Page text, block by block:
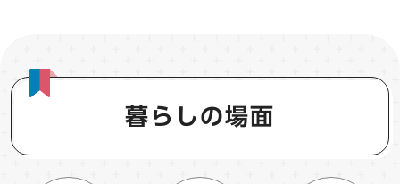
暮らしの場面